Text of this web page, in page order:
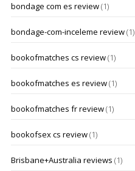
bondage com es review(1)
bondage-com-inceleme review(1)
bookofmatches cs review(1)
bookofmatches es review(1)
bookofmatches fr review(1)
bookofsex cs review(1)
Brisbane+Australia reviews (1)